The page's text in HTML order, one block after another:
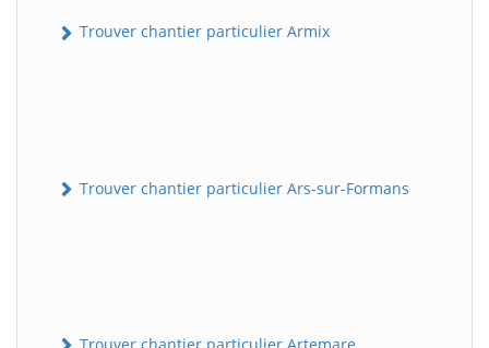
Trouver chantier particulier Armix
Trouver chantier particulier Ars-sur-Formans